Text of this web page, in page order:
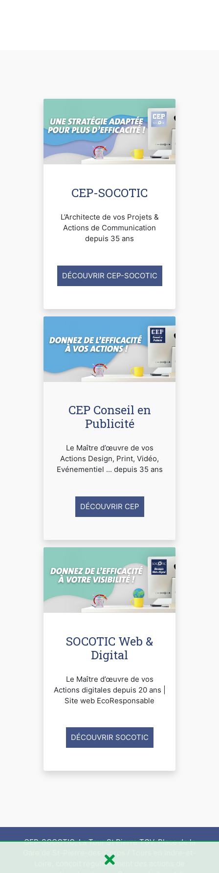
CEP-SOCOTIC
L’Architecte de vos Projets &
Actions de Communication
depuis 35 ans
DÉCOUVRIR CEP-SOCOTIC
CEP Conseil en
Publicité
Le Maître d’œuvre de vos
Actions Design, Print, Vidéo,
Evénementiel ... depuis 35 ans
DÉCOUVRIR CEP
SOCOTIC Web &
Digital
Le Maître d’œuvre de vos
Actions digitales depuis 20 ans |
Site web EcoResponsable
DÉCOUVRIR SOCOTIC
CEP-SOCOTIC, La Tour St Pierre TGV, Place de la
Gare de St-Pierre-des-Corps / Tours en Indre-et-
Loire, conçoit régulièrement des actions de